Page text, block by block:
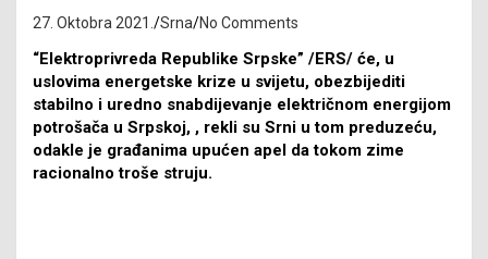
27. Oktobra 2021. Srna No Comments
“Elektroprivreda Republike Srpske” /ERS/ će, u
uslovima energetske krize u svijetu, obezbijediti
stabilno i uredno snabdijevanje električnom energijom
potrošača u Srpskoj, , rekli su Srni u tom preduzeću,
odakle je građanima upućen apel da tokom zime
racionalno troše struju.